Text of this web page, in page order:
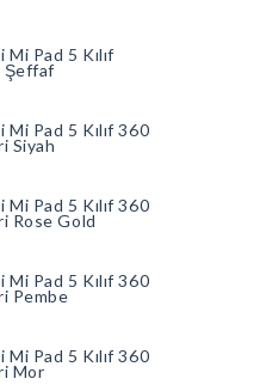
Pad 5 Kılıf
Şeffaf
Pad 5 Kılıf 360
Siyah
Pad 5 Kılıf 360
Rose Gold
Pad 5 Kılıf 360
Pembe
Pad 5 Kılıf 360
Mor